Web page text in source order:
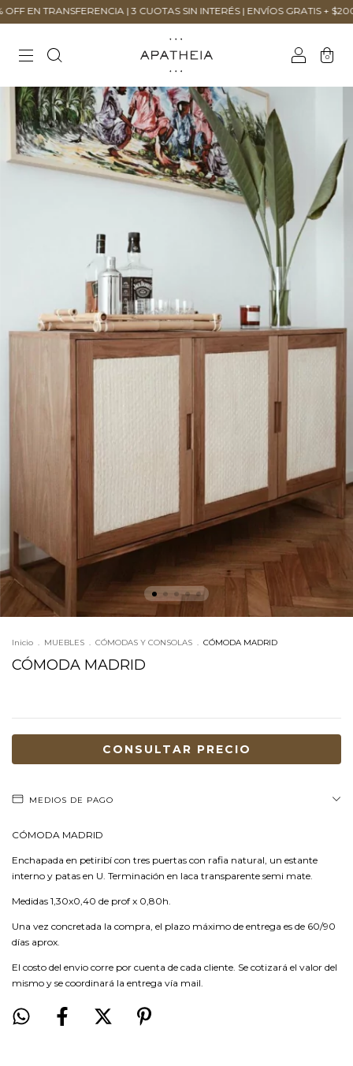
TRANSFERENCIA | 3 CUOTAS SIN INTERÉS | ENVÍOS GRATIS + $200.000
0
Inicio . MUEBLES . CÓMODAS Y CONSOLAS . CÓMODA MADRID
CÓMODA MADRID
MEDIOS DE PAGO
CÓMODA MADRID
Enchapada en petiribí con tres puertas con rafia natural, un estante
interno y patas en U. Terminación en laca transparente semi mate.
Medidas 1,30x0,40 de prof x 0,80h.
Una vez concretada la compra, el plazo máximo de entrega es de 60/90
días aprox.
El costo del envio corre por cuenta de cada cliente. Se cotizará el valor del
mismo y se coordinará la entrega vía mail.